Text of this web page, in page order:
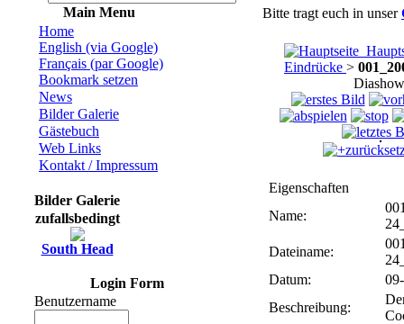
Main Menu
Home
English (via Google)
Français (par Google)
Bookmark setzen
News
Bilder Galerie
Gästebuch
Web Links
Kontakt / Impressum
Bilder Galerie
zufallsbedingt
South Head
Login Form
Benutzername
Bitte tragt euch in unser
Eindrücke >
Eigenschaften
Name:
Dateiname:
Datum:
Beschreibung: